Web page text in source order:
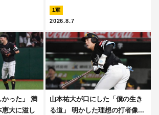
1軍
2026.8.7
かった」 満
大に溢し
山本祐大が口にした「僕の生き
る道」 明かした理想の打者像...